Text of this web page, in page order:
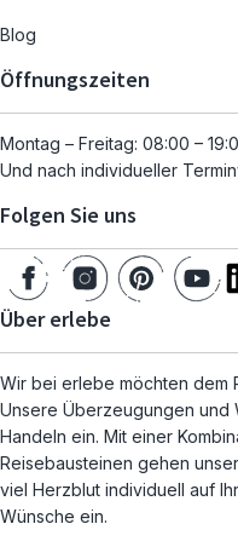
Blog
Öffnungszeiten
Montag – Freitag: 08:00 –
Und nach individueller
Folgen Sie uns
Über erlebe
Wir bei erlebe möchten dem
Unsere Überzeugungen und
Handeln ein. Mit einer
Reisebausteinen gehen
viel Herzblut individuell auf
Wünsche ein.